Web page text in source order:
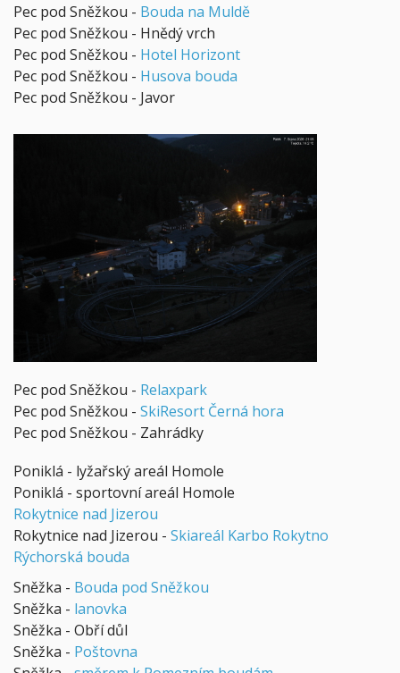
Pec pod Sněžkou - Bouda na Muldě
Pec pod Sněžkou - Hnědý vrch
Pec pod Sněžkou - Hotel Horizont
Pec pod Sněžkou - Husova bouda
Pec pod Sněžkou - Javor
Pec pod Sněžkou - Relaxpark
Pec pod Sněžkou - SkiResort Černá hora
Pec pod Sněžkou - Zahrádky
Poniklá - lyžařský areál Homole
Poniklá - sportovní areál Homole
Rokytnice nad Jizerou
Rokytnice nad Jizerou - Skiareál Karbo Rokytno
Rýchorská bouda
Sněžka - Bouda pod Sněžkou
Sněžka - lanovka
Sněžka - Obří důl
Sněžka - Poštovna